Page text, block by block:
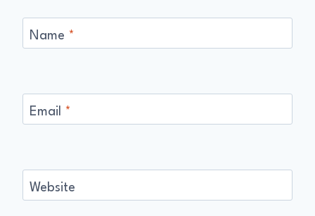
Name *
Email *
Website